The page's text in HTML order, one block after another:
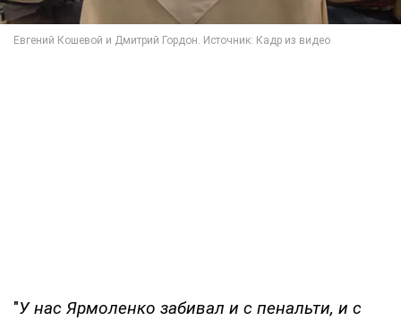
"У нас Ярмоленко забивал и с пенальти, и с